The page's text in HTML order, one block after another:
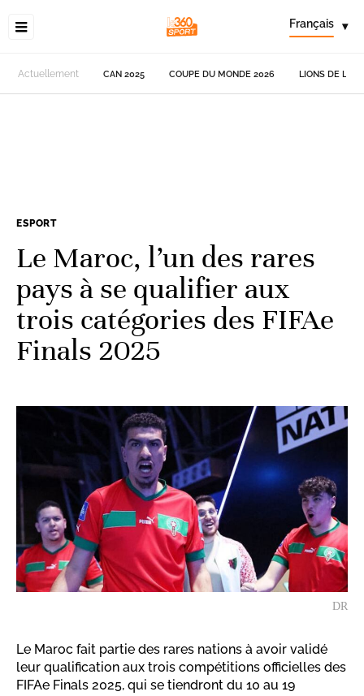
Français ▾
Actuellement CAN 2025 COUPE DU MONDE 2026 LIONS DE
ESPORT
Le Maroc, l’un des rares
pays à se qualifier aux
trois catégories des FIFAe
Finals 2025
DR
Le Maroc fait partie des rares nations à avoir validé
leur qualification aux trois compétitions officielles des
FIFAe Finals 2025, qui se tiendront du 10 au 19